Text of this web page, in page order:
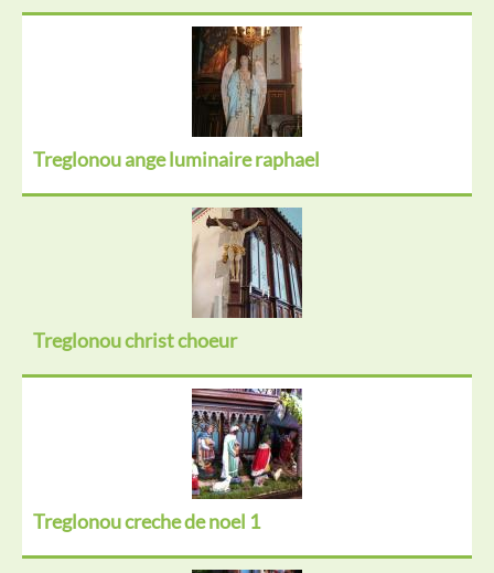
Treglonou ange luminaire raphael
Treglonou christ choeur
Treglonou creche de noel 1